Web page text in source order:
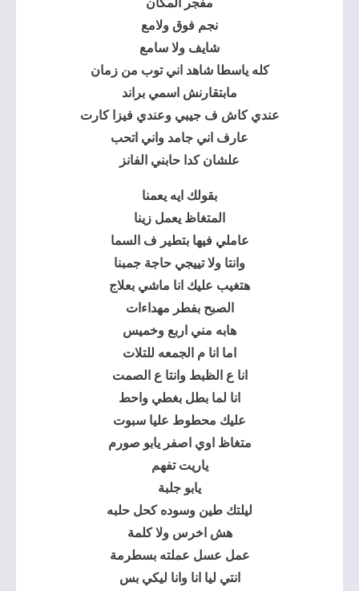
مفجر المكان
نجم فوق ولامع
شايف ولا سامع
كله ياسطا شاهد اني توب من زمان
مابتقارنش اسمي براند
عندي كاش ف جيبي وعندي فيزا كارت
عارف اني جامد واني اتحب
علشان كدا حابني الفانز
بقولك ايه يعمنا
المتغاظ يعمل زينا
عاملي فيها بتطير ف السما
وانتا ولا تييجي حاجة جمبنا
هتغيب عليك انا ماشي بعلاج
الصبح بفطر مهداءات
هابه مني اربع وخميس
اما انا م الجمعه للتلات
انا ع الظبط وانتا ع الصمت
انا لما بطل بغطي واحط
عليك محطوط عليا سبوت
متغاظ اوي اصفر يابو صورم
ياريت تفهم
يابو جلبة
ليلتك طين وسوده كحل حلبه
هش اخرس ولا كلمة
عمل عسل عملته بسطرمة
انتي ليا انا وانا ليكي بس